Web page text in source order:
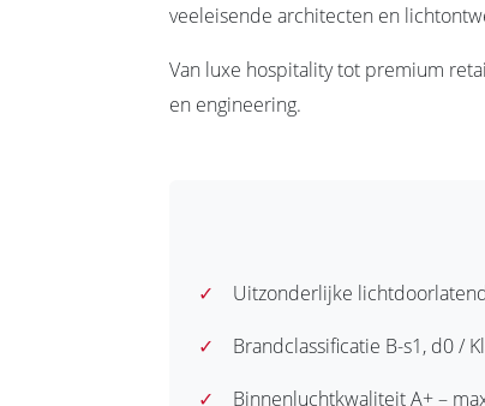
veeleisende architecten en
Van luxe hospitality tot premium
en engineering.
✓
Uitzonderlijke
✓
Brandclassificatie B-s1, d0 /
✓
Binnenluchtkwaliteit A+ –